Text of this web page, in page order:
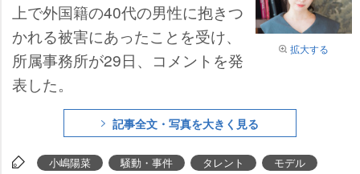
拡大する
上で外国籍の40代の男性に抱きつ
かれる被害にあったことを受け、
所属事務所が29日、コメントを発
表した。
記事全文・写真を大きく見る
小嶋陽菜 騒動・事件 タレント
モデル